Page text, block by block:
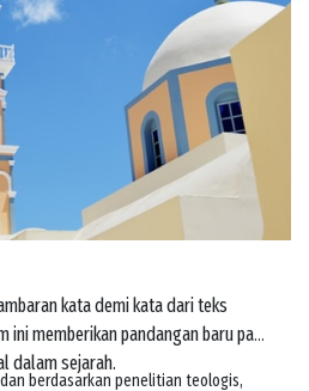
kata demi kata dari teks
memberikan pandangan baru pada
dalam sejarah.
berdasarkan penelitian teologis,